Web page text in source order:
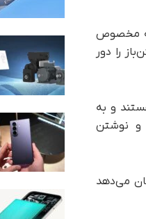
که مخصوص
را دور
سادگی قابل هک هستند و به
و نوشتن
می‌دهد